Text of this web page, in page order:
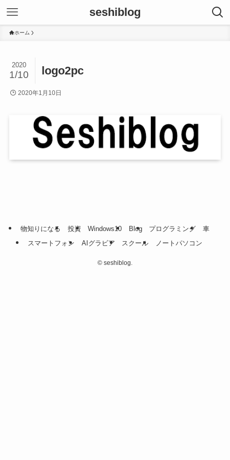
seshiblog
ホーム
logo2pc
2020
1/10
2020年1月10日
物知りになる 投資 Windows10 Blog プログラミング
車
スマートフォン
AIグラビア スクール ノートパソコン
© seshiblog.